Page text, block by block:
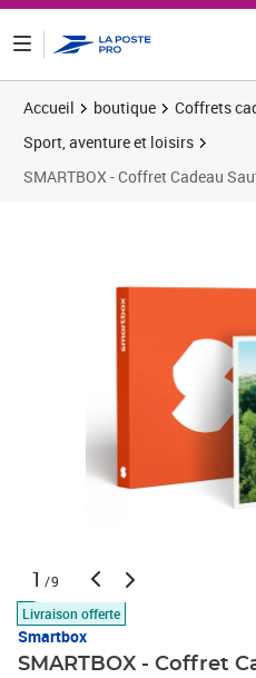
Accueil boutique
Coffrets
Sport, aventure et loisirs
SMARTBOX - Coffret Cadeau
1 /9
Livraison offerte
Smartbox
SMARTBOX - Coffret